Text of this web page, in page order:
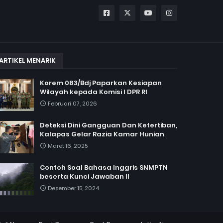
MENARIK
Korem 083/Bdj Paparkan Kesiapan
Wilayah kepada Komisi I DPR RI
Februari 07, 2026
Deteksi Dini Gangguan Dan Ketertiban,
Kalapas Gelar Razia Kamar Hunian
Maret 16, 2025
Contoh Soal Bahasa Inggris SNMPTN
beserta Kunci Jawaban II
Desember 15, 2024